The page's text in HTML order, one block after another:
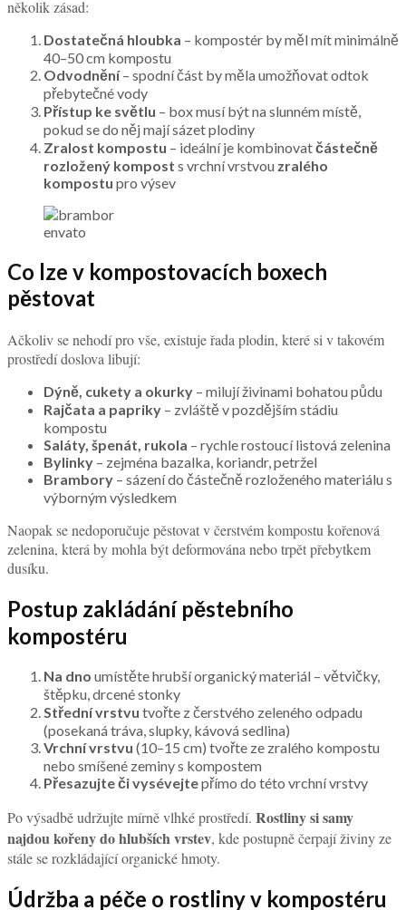
několik zásad:
Dostatečná hloubka – kompostér by měl mít minimálně
40–50 cm kompostu
Odvodnění– spodní část by měla umožňovat odtok
přebytečné vody
Přístup ke světlu – box musí být na slunném místě,
pokud se do něj mají sázet plodiny
Zralost kompostu – ideální je kombinovatčástečně
rozložený kompost s vrchní vrstvou zralého
kompostu pro výsev
envato
Co lze v kompostovacích boxech
pěstovat
Ačkoliv se nehodí pro vše, existuje řada plodin, které si v takovém
prostředí doslova libují:
Dýně, cukety a okurky – milují živinami bohatou půdu
Rajčata a papriky – zvláště v pozdějším stádiu
kompostu
Saláty, špenát, rukola – rychle rostoucí listová zelenina
Bylinky – zejména bazalka, koriandr, petržel
Brambory – sázení do částečně rozloženého materiálu s
výborným výsledkem
Naopak se nedoporučuje pěstovat v čerstvém kompostu kořenová
zelenina, která by mohla být deformována nebo trpět přebytkem
dusíku.
Postup zakládání pěstebního
kompostéru
Na dno umístěte hrubší organický materiál – větvičky,
štěpku, drcené stonky
Střední vrstvu tvořte z čerstvého zeleného odpadu
(posekaná tráva, slupky, kávová sedlina)
Vrchní vrstvu (10–15 cm) tvořte ze zralého kompostu
nebo smíšené zeminy s kompostem
Přesazujte či vysévejtepřímo do této vrchní vrstvy
Po výsadbě udržujte mírně vlhké prostředí. Rostliny si samy
najdou kořeny do hlubších vrstev, kde postupně čerpají živiny ze
stále se rozkládající organické hmoty.
Údržba a péče o rostliny v kompostéru